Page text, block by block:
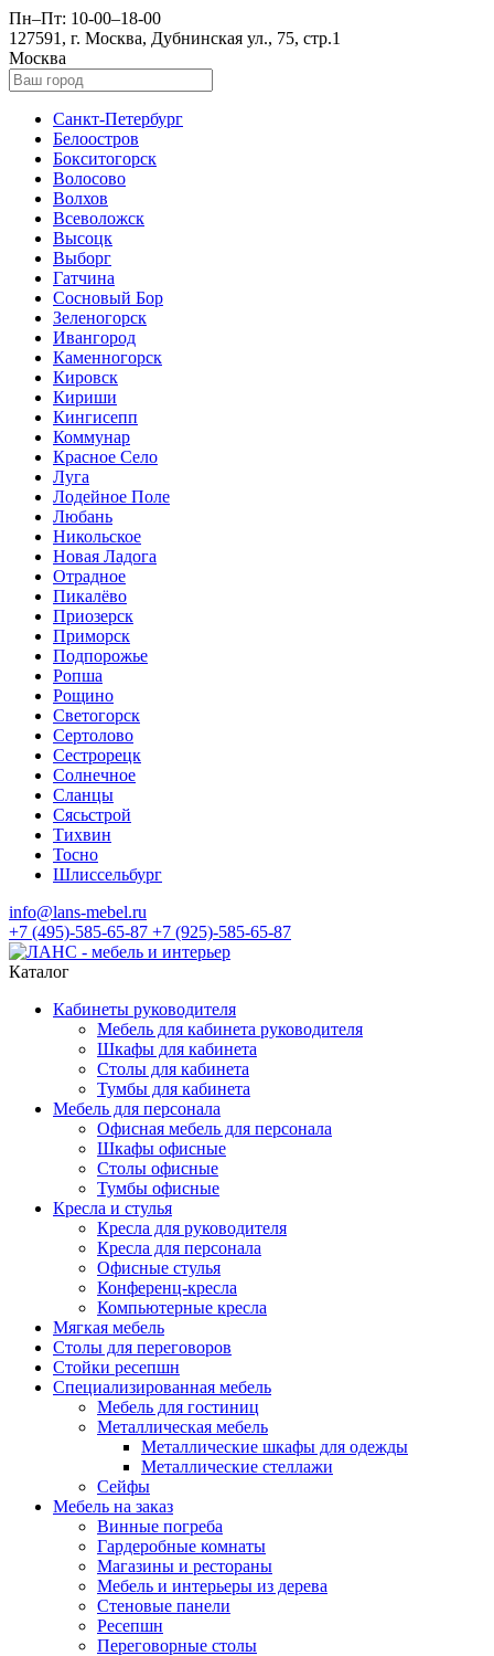
Пн–Пт: 10-00–18-00
127591, г. Москва, Дубнинская ул., 75, стр.1
Москва
Санкт-Петербург
Белоостров
Бокситогорск
Волосово
Волхов
Всеволожск
Высоцк
Выборг
Гатчина
Сосновый Бор
Зеленогорск
Ивангород
Каменногорск
Кировск
Кириши
Кингисепп
Коммунар
Красное Село
Луга
Лодейное Поле
Любань
Никольское
Новая Ладога
Отрадное
Пикалёво
Приозерск
Приморск
Подпорожье
Ропша
Рощино
Светогорск
Сертолово
Сестрорецк
Солнечное
Сланцы
Сясьстрой
Тихвин
Тосно
Шлиссельбург
info@lans-mebel.ru
+7 (495)-585-65-87 +7 (925)-585-65-87
Каталог
Кабинеты руководителя
Мебель для кабинета руководителя
Шкафы для кабинета
Столы для кабинета
Тумбы для кабинета
Мебель для персонала
Офисная мебель для персонала
Шкафы офисные
Столы офисные
Тумбы офисные
Кресла и стулья
Кресла для руководителя
Кресла для персонала
Офисные стулья
Конференц-кресла
Компьютерные кресла
Мягкая мебель
Столы для переговоров
Стойки ресепшн
Специализированная мебель
Мебель для гостиниц
Металлическая мебель
Металлические шкафы для одежды
Металлические стеллажи
Сейфы
Мебель на заказ
Винные погреба
Гардеробные комнаты
Магазины и рестораны
Мебель и интерьеры из дерева
Стеновые панели
Ресепшн
Переговорные столы